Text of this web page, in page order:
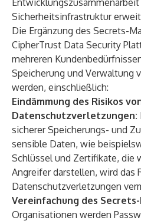
Sicherheitsinfrastruktur
Die Ergänzung des Secrets-
CipherTrust Data Security
mehreren
Speicherung und Verwaltung
werden, einschließlich:
Eindämmung des Risikos
Datenschutzverletzungen:
sicherer Speicherungs- und
sensible Daten, wie
Schlüssel und Zertifikate, die
Angreifer darstellen, wird das
Datenschutzverletzungen
Vereinfachung des
Organisationen werden